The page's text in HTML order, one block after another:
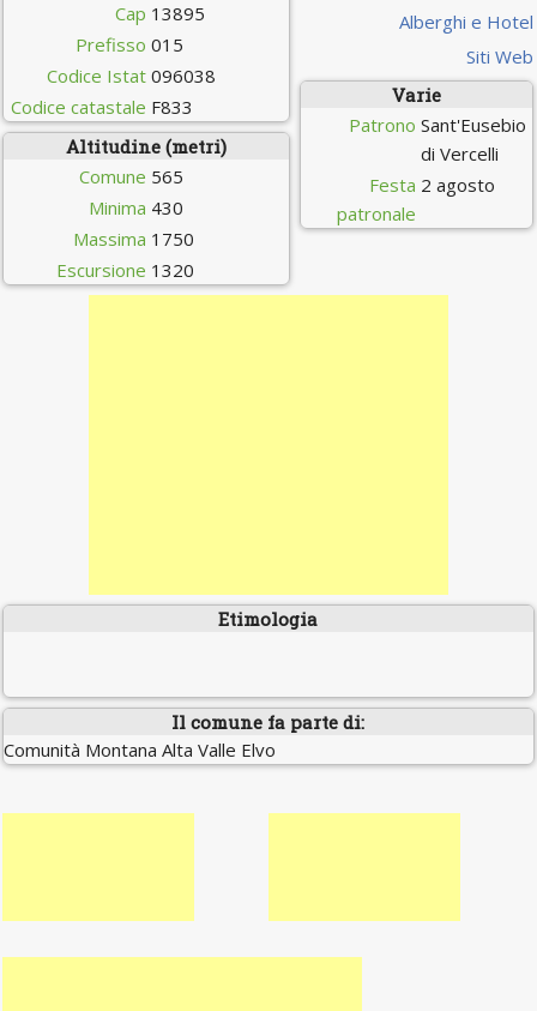
Cap 13895
Prefisso 015
Codice Istat 096038
Codice catastale F833
Altitudine (metri)
Comune 565
Minima 430
Massima 1750
Escursione 1320
Alberghi e Hotel
Siti Web
Varie
Patrono Sant'Eusebio
di Vercelli
Festa
patronale
2 agosto
Etimologia
Il comune fa parte di:
Comunità Montana Alta Valle Elvo